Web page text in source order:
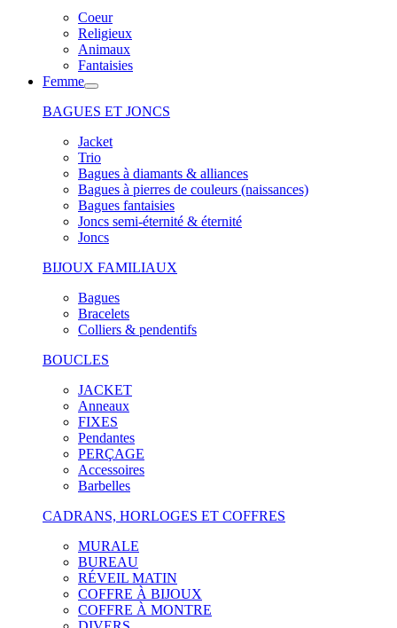
Coeur
Religieux
Animaux
Fantaisies
Femme
BAGUES ET JONCS
Jacket
Trio
Bagues à diamants & alliances
Bagues à pierres de couleurs (naissances)
Bagues fantaisies
Joncs semi-éternité & éternité
Joncs
BIJOUX FAMILIAUX
Bagues
Bracelets
Colliers & pendentifs
BOUCLES
JACKET
Anneaux
FIXES
Pendantes
PERÇAGE
Accessoires
Barbelles
CADRANS, HORLOGES ET COFFRES
MURALE
BUREAU
RÉVEIL MATIN
COFFRE À BIJOUX
COFFRE À MONTRE